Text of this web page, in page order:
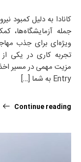
کانادا به دلیل کمبود
جمله آزمایشگاه‌ها،
ویژه‌ای برای جذب
تجربه کاری در یکی
Entry به شما […]
Continue reading